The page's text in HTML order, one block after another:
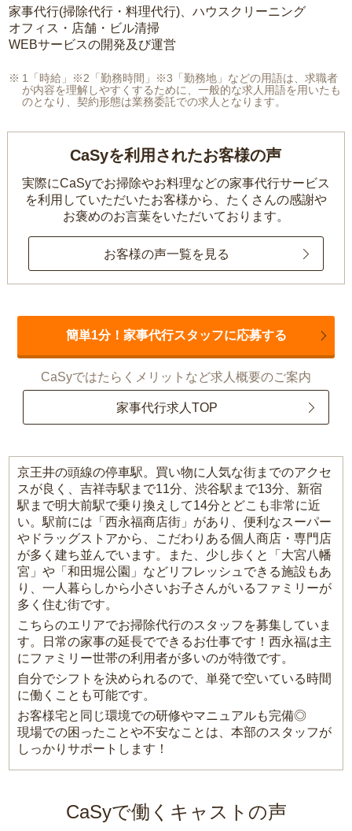
家事代行(掃除代行・料理代行)、ハウスクリーニング
オフィス・店舗・ビル清掃
WEBサービスの開発及び運営
1「時給」※2「勤務時間」※3「勤務地」などの用語は、求職者
が内容を理解しやすくするために、一般的な求人用語を用いたも
のとなり、契約形態は業務委託での求人となります。
CaSyを利用されたお客様の声
実際にCaSyでお掃除やお料理などの家事代行サービス
を利用していただいたお客様から、 たくさんの感謝や
お褒めのお言葉をいただいております。
お客様の声一覧を見る
簡単1分！家事代行スタッフに応募する
CaSyではたらくメリットなど求人概要のご案内
家事代行求人TOP
京王井の頭線の停車駅。買い物に人気な街までのアクセ
スが良く、吉祥寺駅まで11分、渋谷駅まで13分、新宿
駅まで明大前駅で乗り換えして14分とどこも非常に近
い。駅前には「西永福商店街」があり、便利なスーパー
やドラッグストアから、こだわりある個人商店・専門店
が多く建ち並んでいます。また、少し歩くと「大宮八幡
宮」や「和田堀公園」などリフレッシュできる施設もあ
り、一人暮らしから小さいお子さんがいるファミリーが
多く住む街です。
こちらのエリアでお掃除代行のスタッフを募集していま
す。日常の家事の延長でできるお仕事です！西永福は主
にファミリー世帯の利用者が多いのが特徴です。
自分でシフトを決められるので、単発で空いている時間
に働くことも可能です。
お客様宅と同じ環境での研修やマニュアルも完備◎
現場での困ったことや不安なことは、本部のスタッフが
しっかりサポートします！
CaSyで働くキャストの声